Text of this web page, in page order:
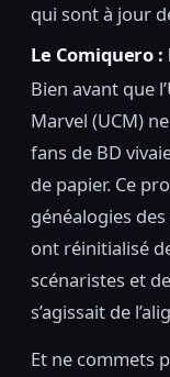
qui sont à jour
Le Comiquero
Bien avant que
Marvel (UCM)
fans de BD
de papier. Ce
généalogies
ont réinitialisé
scénaristes et
s’agissait de
Et ne commets